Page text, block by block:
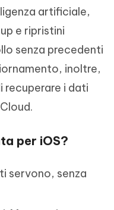
artificiale,
e ripristini
senza precedenti
inoltre,
i dati
per iOS?
servono, senza